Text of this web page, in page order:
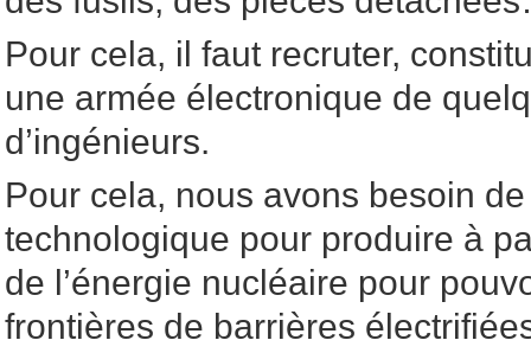
Pour cela, il faut recruter,
une armée électronique de
d’ingénieurs.
Pour cela, nous avons besoin
technologique pour produire à
de l’énergie nucléaire pour
frontières de barrières